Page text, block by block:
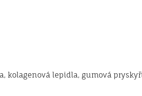
kolagenová lepidla, gumová